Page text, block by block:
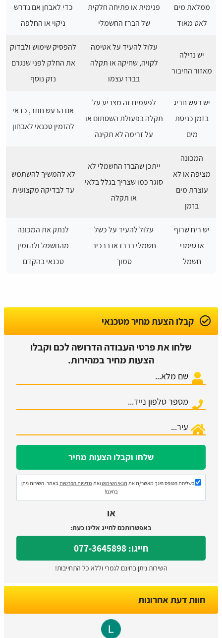
ממלאת מים
לאט מאוד
פנימית או פתיחה חלקית
של הברז החשמלי
כדי לאבחן אם נדרש
ניקוי או החלפה
יש נזילה
מאזור החיבור
עלול להעיד על אטימה
לקויה, שחיקה או תקלה
בברז עצמו
להפסיק שימוש ולבדוק
את החלק לפני שנגרם
נזק נוסף
יש רעש חריג
בזמן כניסת
מים
לפעמים זה מצביע על
תקלה בפעולת השסתום או
על זרימה לא תקינה
אם הרעש חוזר, כדאי
להזמין טכנאי לאבחון
המכונה
מציפה או לא
עוצרת מים
בזמן
ייתכן שהברז החשמלי לא
סוגר כמו שצריך בגלל בלאי
או תקלה
לא להמשיך להשתמש
עד לבדיקה מקצועית
יש ריח שרוף
או סימני
חשמל
עלול להעיד על כשל
חשמלי בברז או ברכיב
סמוך
לנתק את המכונה
מהחשמל ולהזמין
טכנאי בהקדם
קבלו הצעת מחיר מטכנאי
שלחו את פרטי העבודה הדרושה לכם וקבלו
הצעות מחיר במהירות.
בשליחת הטופס הינך מאשר/ת את תנאי השימושואת מדיניות הפרטיותבאתר. השירות ניתן
בחינם!
או
באפשרותכם לחייג אלינו כעת:
חייגו: 077-3645898
השירות ניתן בחינם לגמרי וללא כל התחייבות!
חוות דעת אחרונות